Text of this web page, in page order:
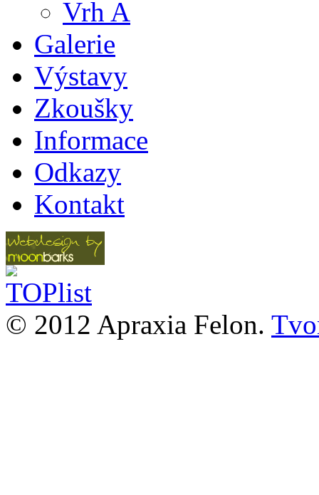
Vrh A
Galerie
Výstavy
Zkoušky
Informace
Odkazy
Kontakt
© 2012 Apraxia Felon.